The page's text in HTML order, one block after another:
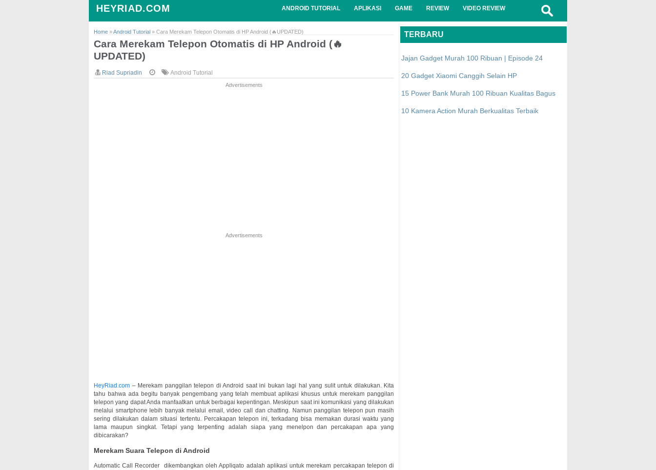
HEYRIAD.COM ANDROID TUTORIAL APLIKASI GAME REVIEW VIDEO REVIEW
Home »Android Tutorial » Cara Merekam Telepon Otomatis di HP Android (🔥UPDATED)
Cara Merekam Telepon Otomatis di HP Android (🔥
UPDATED)
Riad Supriadin Android Tutorial
Advertisements
Advertisements
HeyRiad.com – Merekam panggilan telepon di Android saat ini bukan lagi hal yang sulit untuk dilakukan. Kita
tahu bahwa ada begitu banyak pengembang yang telah membuat aplikasi khusus untuk merekam panggilan
telepon yang dapat Anda manfaatkan untuk berbagai kepentingan. Meskipun saat ini komunikasi yang dilakukan
melalui smartphone lebih banyak melalui email, video call dan chatting. Namun panggilan telepon pun masih
sering dilakukan dalam situasi tertentu. Percakapan telepon ini, terkadang bisa memakan durasi waktu yang
lama maupun singkat. Tetapi yang terpenting adalah siapa yang menelpon dan percakapan apa yang
dibicarakan?
Merekam Suara Telepon di Android
Automatic Call Recorder dikembangkan oleh Appliqato adalah aplikasi untuk merekam percakapan telepon di
TERBARU
Jajan Gadget Murah 100 Ribuan | Episode 24
20 Gadget Xiaomi Canggih Selain HP
15 Power Bank Murah 100 Ribuan Kualitas Bagus
10 Kamera Action Murah Berkualitas Terbaik